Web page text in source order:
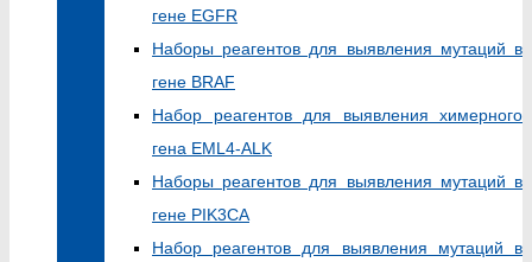
гене EGFR
Наборы реагентов для выявления мутаций в
гене BRAF
Набор реагентов для выявления химерного
гена EML4‑ALK
Наборы реагентов для выявления мутаций в
гене PIK3CA
Набор реагентов для выявления мутаций в